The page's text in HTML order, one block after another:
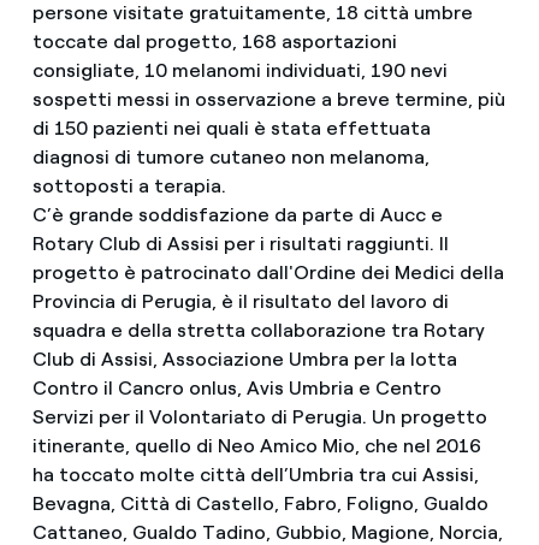
persone visitate gratuitamente, 18 città umbre
toccate dal progetto, 168 asportazioni
consigliate, 10 melanomi individuati, 190 nevi
sospetti messi in osservazione a breve termine, più
di 150 pazienti nei quali è stata effettuata
diagnosi di tumore cutaneo non melanoma,
sottoposti a terapia.
C’è grande soddisfazione da parte di Aucc e
Rotary Club di Assisi per i risultati raggiunti. Il
progetto è patrocinato dall'Ordine dei Medici della
Provincia di Perugia, è il risultato del lavoro di
squadra e della stretta collaborazione tra Rotary
Club di Assisi, Associazione Umbra per la lotta
Contro il Cancro onlus, Avis Umbria e Centro
Servizi per il Volontariato di Perugia. Un progetto
itinerante, quello di Neo Amico Mio, che nel 2016
ha toccato molte città dell’Umbria tra cui Assisi,
Bevagna, Città di Castello, Fabro, Foligno, Gualdo
Cattaneo, Gualdo Tadino, Gubbio, Magione, Norcia,